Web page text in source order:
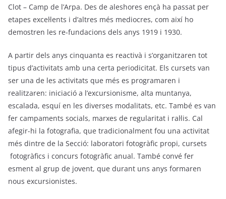
Clot – Camp de l’Arpa. Des de aleshores ençà ha passat per
etapes excel·lents i d’altres més mediocres, com així ho
demostren les re-fundacions dels anys 1919 i 1930.
A partir dels anys cinquanta es reactivà i s’organitzaren tot
tipus d’activitats amb una certa periodicitat. Els cursets van
ser una de les activitats que més es programaren i
realitzaren: iniciació a l’excursionisme, alta muntanya,
escalada, esquí en les diverses modalitats, etc. També es van
fer campaments socials, marxes de regularitat i ral·lis. Cal
afegir-hi la fotografia, que tradicionalment fou una activitat
més dintre de la Secció: laboratori fotogràfic propi, cursets
fotogràfics i concurs fotogràfic anual. També convé fer
esment al grup de jovent, que durant uns anys formaren
nous excursionistes.